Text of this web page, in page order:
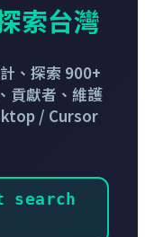
索台灣
、探索 900+
貢獻者、維護
/ Cursor
search